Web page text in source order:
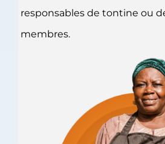
responsables de tontine ou
membres.